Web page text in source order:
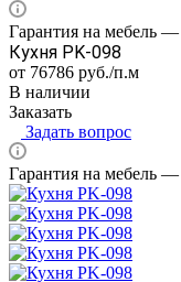
Гарантия на мебель —
Кухня PK-098
от 76786 руб./п.м
В наличии
Заказать
Задать вопрос
Гарантия на мебель —